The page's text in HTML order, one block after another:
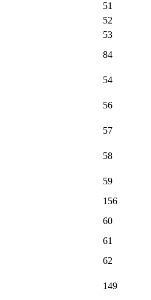
51
52
53
84
54
56
57
58
59
156
60
61
62
149